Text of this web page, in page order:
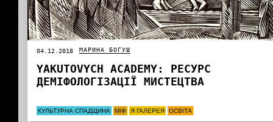
04.12.2018 МАРИНА БОГУШ
YAKUTOVYCH АCADEMY: РЕСУРС
ДЕМІФОЛОГІЗАЦІЇ МИСТЕЦТВА
КУЛЬТУРНА СПАДЩИНА МІФ Я ГАЛЕРЕЯ ОСВІТА